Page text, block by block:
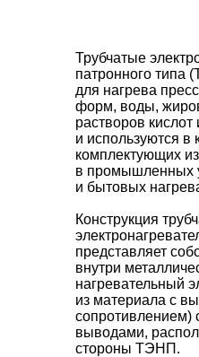
Трубчатые
патронного типа
для нагрева
форм, воды,
растворов
и используются в
комплектующих
в промышленных
и бытовых
Конструкция
представляет
внутри
нагревательный
из материала с
сопротивлением)
выводами,
стороны ТЭНП.